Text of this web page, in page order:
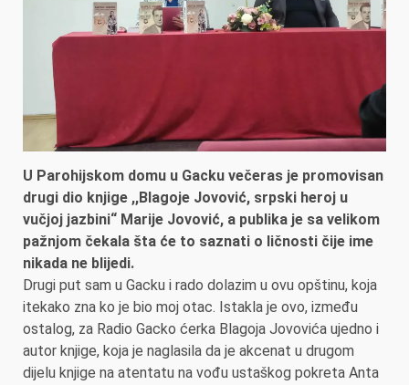
U Parohijskom domu u Gacku večeras je promovisan
drugi dio knjige ,,Blagoje Jovović, srpski heroj u
vučjoj jazbini“ Marije Jovović, a publika je sa velikom
pažnjom čekala šta će to saznati o ličnosti čije ime
nikada ne blijedi.
Drugi put sam u Gacku i rado dolazim u ovu opštinu, koja
itekako zna ko je bio moj otac. Istakla je ovo, između
ostalog, za Radio Gacko ćerka Blagoja Jovovića ujedno i
autor knjige, koja je naglasila da je akcenat u drugom
dijelu knjige na atentatu na vođu ustaškog pokreta Anta